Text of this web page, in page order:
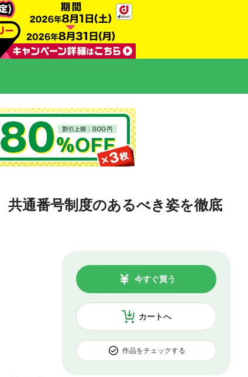
通番号制度のあるべき姿を徹底
カートへ
今すぐ買う
作品をチェックする